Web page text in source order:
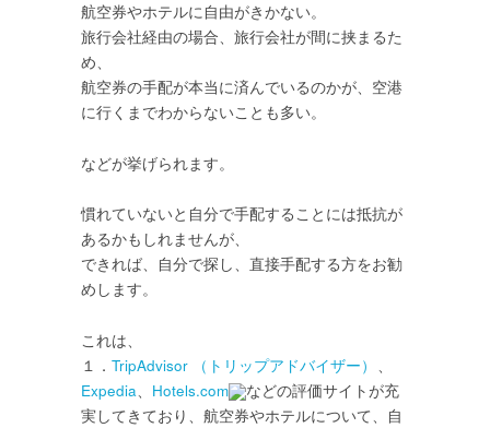
航空券やホテルに自由がきかない。
旅行会社経由の場合、旅行会社が間に挟まるた
め、
航空券の手配が本当に済んでいるのかが、空港
に行くまでわからないことも多い。
などが挙げられます。
慣れていないと自分で手配することには抵抗が
あるかもしれませんが、
できれば、自分で探し、直接手配する方をお勧
めします。
これは、
１． TripAdvisor （トリップアドバイザー） 、
Expedia、 Hotels.com
などの評価サイトが充
実してきており、航空券やホテルについて、自